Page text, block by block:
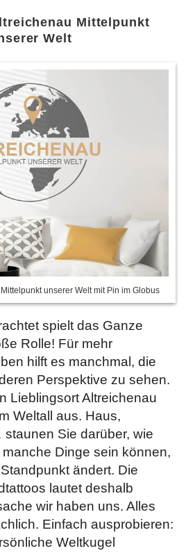
Mittelpunkt
Welt
unserer Welt mit Pin im Globus
spielt das Ganze
Rolle! Für mehr
hilft es manchmal, die
Perspektive zu sehen.
Lieblingsort Altreichenau
Weltall aus. Haus,
Sie darüber, wie
Dinge sein können,
ändert. Die
lautet deshalb
wir haben uns. Alles
Einfach ausprobieren:
Weltkugel